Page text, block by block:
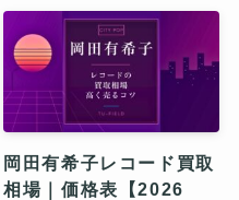
岡田有希子レコード買取
相場｜価格表【2026